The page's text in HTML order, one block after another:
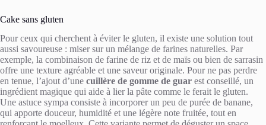
Cake sans gluten
Pour ceux qui cherchent à éviter le gluten, il existe une solution tout
aussi savoureuse : miser sur un mélange de farines naturelles. Par
exemple, la combinaison de farine de riz et de maïs ou bien de sarrasin
offre une texture agréable et une saveur originale. Pour ne pas perdre
en tenue, l’ajout d’une cuillère de gomme de guar est conseillé, un
ingrédient magique qui aide à lier la pâte comme le ferait le gluten.
Une astuce sympa consiste à incorporer un peu de purée de banane,
qui apporte douceur, humidité et une légère note fruitée, tout en